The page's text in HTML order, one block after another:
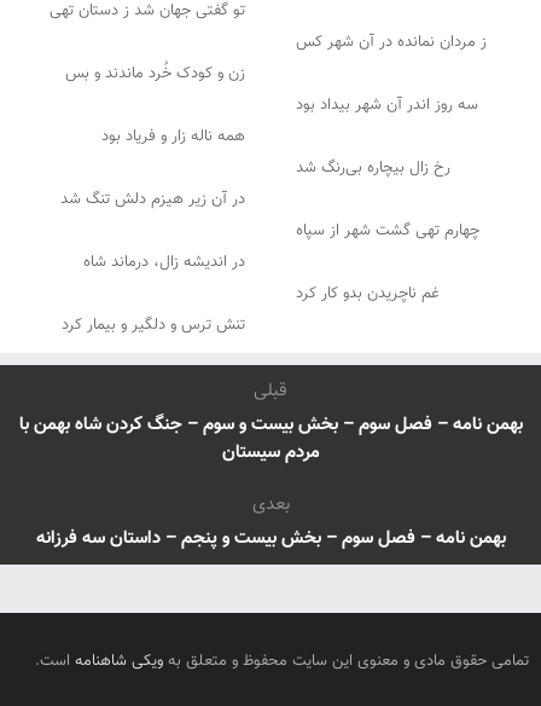
تو گفتی جهان شد ز دستان تهی
ز مردان نمانده در آن شهر کس
زن و کودک خُرد ماندند و بس
سه روز اندر آن شهر بیداد بود
همه ناله زار و فریاد بود
رخ زال بیچاره بی‌رنگ شد
در آن زیر هیزم دلش تنگ شد
چهارم تهی گشت شهر از سپاه
در اندیشه زال، درماند شاه
غم ناچریدن بدو کار کرد
تنش ترس و دلگیر و بیمار کرد
قبلی
بهمن نامه – فصل سوم – بخش بیست و سوم – جنگ کردن شاه بهمن با
مردم سیستان
بعدی
بهمن نامه – فصل سوم – بخش بیست و پنجم – داستان سه فرزانه
تمامی حقوق مادی و معنوی این سایت محفوظ و متعلق به ویکی شاهنامه است.